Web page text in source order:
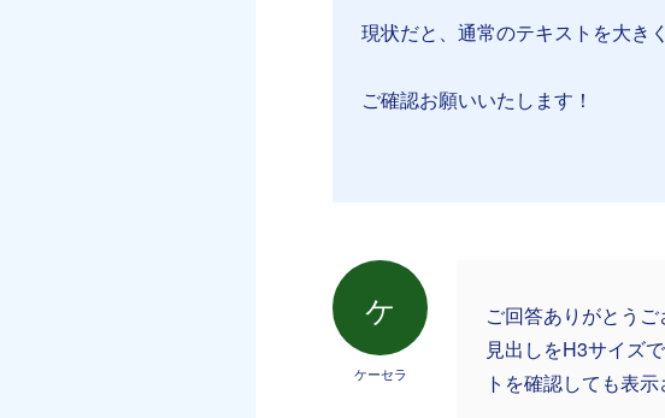
現状だと、通常のテキストを大き
ご確認お願いいたします！
ケ
ケーセラ
ご回答ありがとうご
見出しをH3サイズ
トを確認しても表